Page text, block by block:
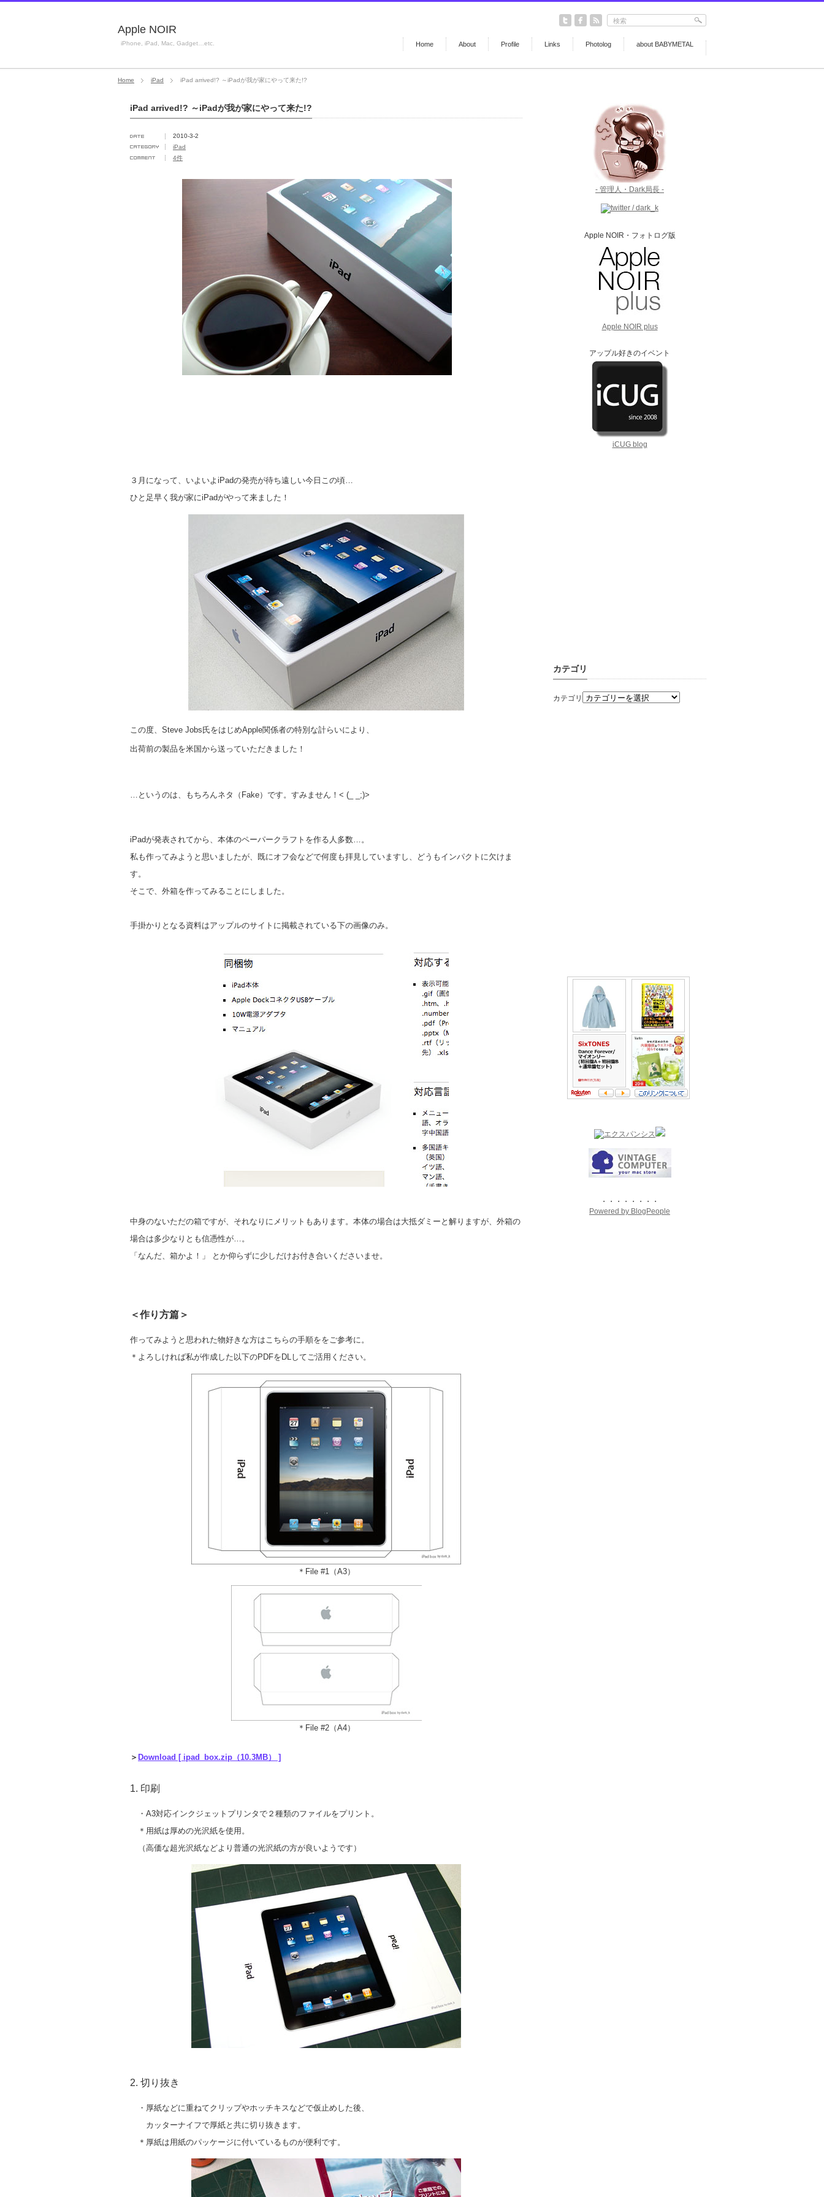
Apple NOIR
iPhone, iPad, Mac, Gadget…etc. Home About Profile Links Photolog about BABYMETAL
Home iPad iPad arrived!? ～iPadが我が家にやって来た!?
iPad arrived!? ～iPadが我が家にやって来た!?
2010-3-2
iPad
4件
３月になって、いよいよiPadの発売が待ち遠しい今日この頃…
ひと足早く我が家にiPadがやって来ました！
この度、Steve Jobs氏をはじめApple関係者の特別な計らいにより、
出荷前の製品を米国から送っていただきました！
…というのは、もちろんネタ（Fake）です。すみません！< (_ _;)>
iPadが発表されてから、本体のペーパークラフトを作る人多数…。
私も作ってみようと思いましたが、既にオフ会などで何度も拝見していますし、どうもインパクトに欠けま
す。
そこで、外箱を作ってみることにしました。
手掛かりとなる資料はアップルのサイトに掲載されている下の画像のみ。
中身のないただの箱ですが、それなりにメリットもあります。本体の場合は大抵ダミーと解りますが、外箱の
場合は多少なりとも信憑性が…。
「なんだ、箱かよ！」 とか仰らずに少しだけお付き合いくださいませ。
＜作り方篇＞
作ってみようと思われた物好きな方はこちらの手順ををご参考に。
＊よろしければ私が作成した以下のPDFをDLしてご活用ください。
＊File #1（A3）
＊File #2（A4）
＞ Download [ ipad_box.zip（10.3MB） ]
1. 印刷
・A3対応インクジェットプリンタで２種類のファイルをプリント。
＊用紙は厚めの光沢紙を使用。
（高価な超光沢紙などより普通の光沢紙の方が良いようです）
2. 切り抜き
・厚紙などに重ねてクリップやホッチキスなどで仮止めした後、
カッターナイフで厚紙と共に切り抜きます。
＊厚紙は用紙のパッケージに付いているものが便利です。
- 管理人・Dark局長 -
Apple NOIR・フォトログ版
Apple NOIR plus
アップル好きのイベント
iCUG blog
カテゴリ
カテゴリ
・・・・・・・・
Powered by BlogPeople